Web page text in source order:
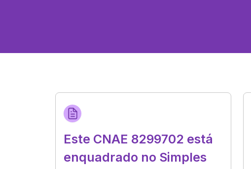
Este CNAE 8299702 está
enquadrado no Simples